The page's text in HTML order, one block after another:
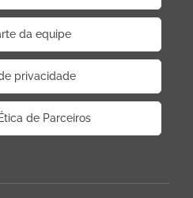
da equipe
privacidade
de Parceiros